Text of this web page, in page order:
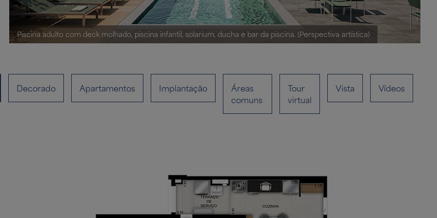
Piscina adulto com deck molhado, piscina infantil, solarium, ducha e bar da piscina. (Perspectiva artística)
Decorado Apartamentos Implantação
Áreas
comuns
Tour
virtual
Vista Vídeos